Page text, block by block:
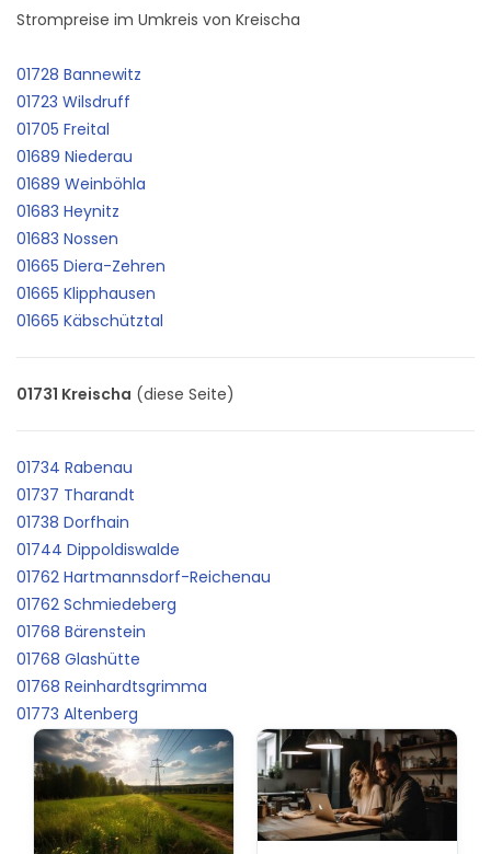
Strompreise im Umkreis von Kreischa
01728 Bannewitz
01723 Wilsdruff
01705 Freital
01689 Niederau
01689 Weinböhla
01683 Heynitz
01683 Nossen
01665 Diera-Zehren
01665 Klipphausen
01665 Käbschütztal
01731 Kreischa (diese Seite)
01734 Rabenau
01737 Tharandt
01738 Dorfhain
01744 Dippoldiswalde
01762 Hartmannsdorf-Reichenau
01762 Schmiedeberg
01768 Bärenstein
01768 Glashütte
01768 Reinhardtsgrimma
01773 Altenberg